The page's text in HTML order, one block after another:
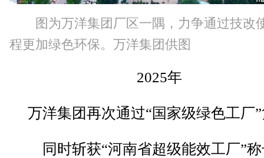
图为万洋集团厂区一隅，力争通过技改
程更加绿色环保。万洋集团供图
2025年
万洋集团再次通过“国家级绿色工厂
同时斩获“河南省超级能效工厂”